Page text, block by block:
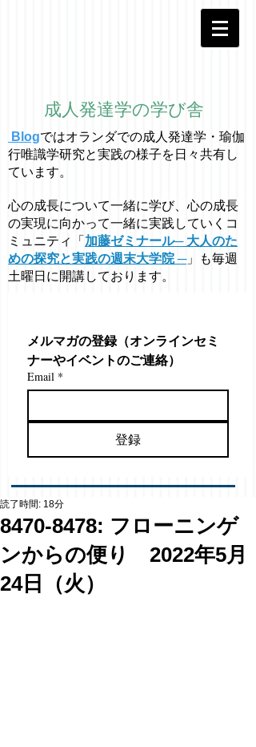
成人発達学の学び舎
Blogではオラ ンダでの成人発達学・ 瑜伽
行唯識学研究と実践の様子を日々共有し
ています。
心の成長について一緒に学び、心の成長
の実現に向かって一緒に実践していくコ
ミュニティ「 加藤ゼミナール─ 大人のた
めの探究と実践の週末大学院 ─」も毎週
土曜日に開講しております。
メルマガの登録（オンラインセミ
ナーやイベントのご連絡）
Email *
登録
8470-8478: フローニンゲ
ンからの便り 2022年5月
24日（火）
読了時間: 18分